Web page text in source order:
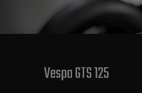
Vespa GTS 125